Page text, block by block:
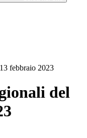
febbraio 2023
del